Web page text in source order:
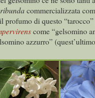
commercializzata
profumo di questo
come “gelsomino
azzurro”